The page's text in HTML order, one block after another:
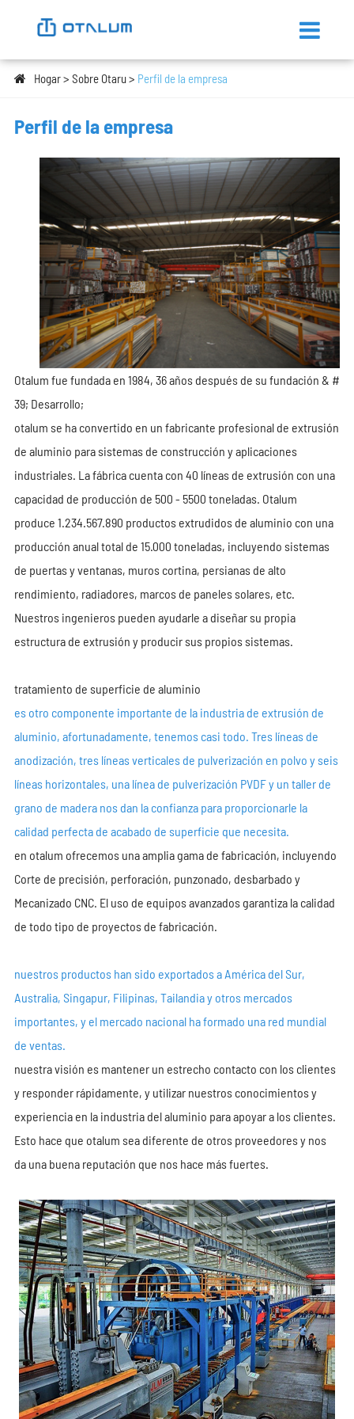
Hogar Sobre Otaru Perfil de la empresa
Perfil de la empresa
Otalum fue fundada en 1984, 36 años después de su fundación & #
39; Desarrollo;
otalum se ha convertido en un fabricante profesional de extrusión
de aluminio para sistemas de construcción y aplicaciones
industriales. La fábrica cuenta con 40 líneas de extrusión con una
capacidad de producción de 500 - 5500 toneladas. Otalum
produce 1.234.567.890 productos extrudidos de aluminio con una
producción anual total de 15.000 toneladas, incluyendo sistemas
de puertas y ventanas, muros cortina, persianas de alto
rendimiento, radiadores, marcos de paneles solares, etc.
Nuestros ingenieros pueden ayudarle a diseñar su propia
estructura de extrusión y producir sus propios sistemas.
tratamiento de superficie de aluminio
es otro componente importante de la industria de extrusión de
aluminio, afortunadamente, tenemos casi todo. Tres líneas de
anodización, tres líneas verticales de pulverización en polvo y seis
líneas horizontales, una línea de pulverización PVDF y un taller de
grano de madera nos dan la confianza para proporcionarle la
calidad perfecta de acabado de superficie que necesita.
en otalum ofrecemos una amplia gama de fabricación, incluyendo
Corte de precisión, perforación, punzonado, desbarbado y
Mecanizado CNC. El uso de equipos avanzados garantiza la calidad
de todo tipo de proyectos de fabricación.
nuestros productos han sido exportados a América del Sur,
Australia, Singapur, Filipinas, Tailandia y otros mercados
importantes, y el mercado nacional ha formado una red mundial
de ventas.
nuestra visión es mantener un estrecho contacto con los clientes
y responder rápidamente, y utilizar nuestros conocimientos y
experiencia en la industria del aluminio para apoyar a los clientes.
Esto hace que otalum sea diferente de otros proveedores y nos
da una buena reputación que nos hace más fuertes.